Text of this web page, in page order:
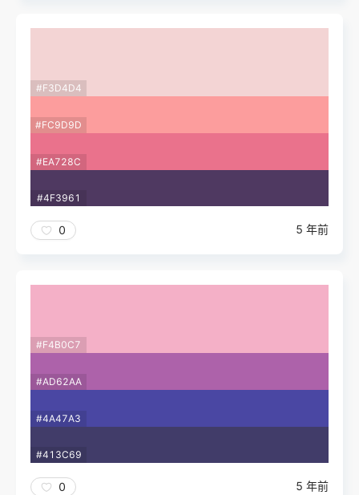
#F3D4D4
#FC9D9D
#EA728C
#4F3961
0 5 年前
#F4B0C7
#AD62AA
#4A47A3
#413C69
0 5 年前